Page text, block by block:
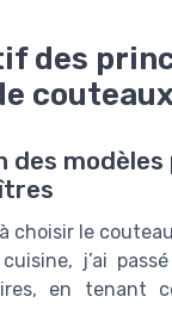
des
des modèles
choisir le
j’ai
en tenant